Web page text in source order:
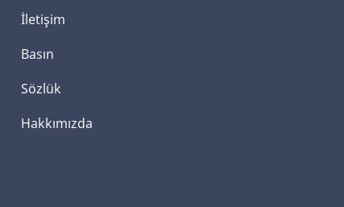
İletişim
Basın
Sözlük
Hakkımızda